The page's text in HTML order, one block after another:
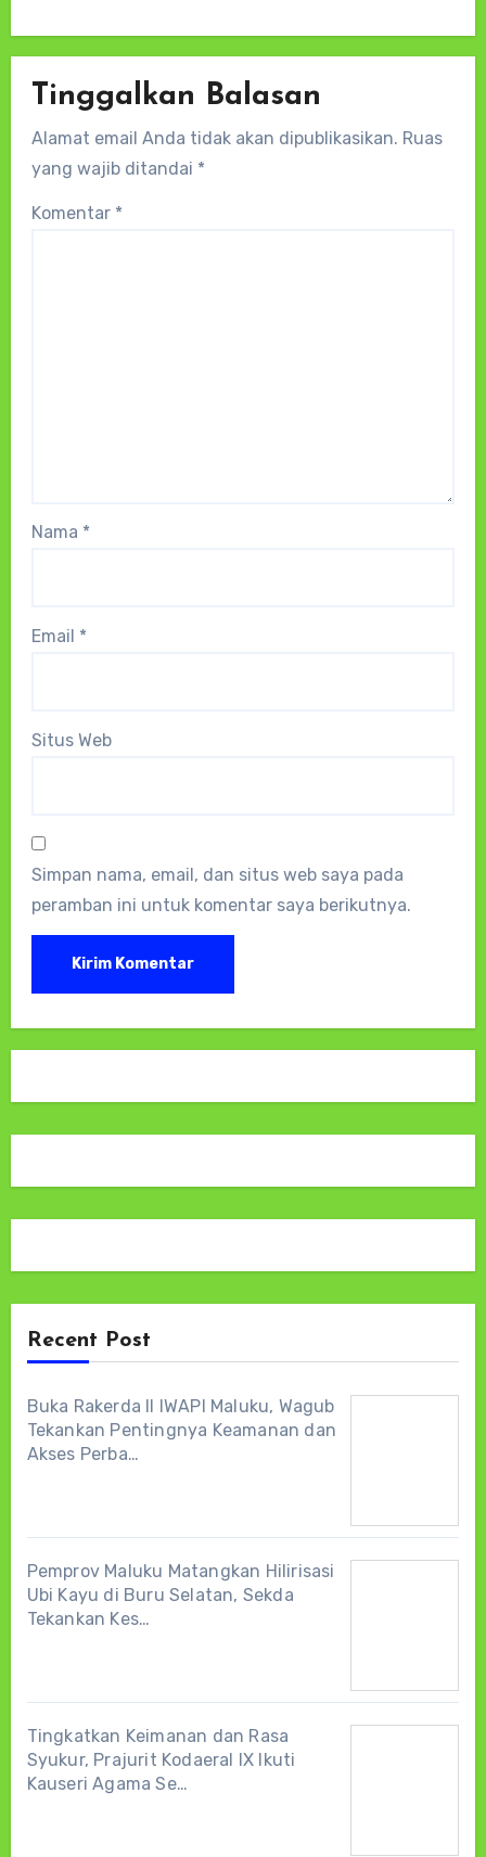
Tinggalkan Balasan
Alamat email Anda tidak akan dipublikasikan. Ruas
yang wajib ditandai *
Komentar *
Nama *
Email *
Situs Web
Simpan nama, email, dan situs web saya pada
peramban ini untuk komentar saya berikutnya.
Recent Post
Buka Rakerda II IWAPI Maluku, Wagub
Tekankan Pentingnya Keamanan dan
Akses Perba…
Pemprov Maluku Matangkan Hilirisasi
Ubi Kayu di Buru Selatan, Sekda
Tekankan Kes…
Tingkatkan Keimanan dan Rasa
Syukur, Prajurit Kodaeral IX Ikuti
Kauseri Agama Se…